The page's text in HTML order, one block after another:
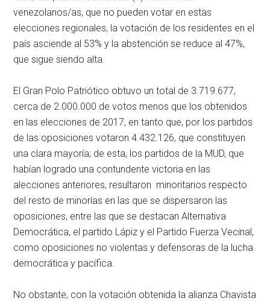
venezolanos/as, que no pueden votar en estas
elecciones regionales, la votación de los residentes en el
país asciende al 53% y la abstención se reduce al 47%,
que sigue siendo alta.
El Gran Polo Patriótico obtuvo un total de 3.719.677,
cerca de 2.000.000 de votos menos que los obtenidos
en las elecciones de 2017, en tanto que, por los partidos
de las oposiciones votaron 4.432.126, que constituyen
una clara mayoría; de esta, los partidos de la MUD, que
habían logrado una contundente victoria en las
alecciones anteriores, resultaron minoritarios respecto
del resto de minorías en las que se dispersaron las
oposiciones, entre las que se destacan Alternativa
Democrática, el partido Lápiz y el Partido Fuerza Vecinal,
como oposiciones no violentas y defensoras de la lucha
democrática y pacífica.
No obstante, con la votación obtenida la alianza Chavista